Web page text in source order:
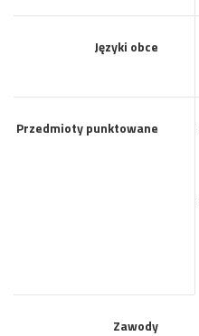
Języki obce
Przedmioty punktowane
Zawody